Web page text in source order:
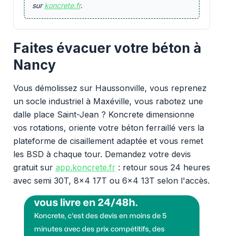
surkoncrete.fr.
Faites évacuer votre béton à
Nancy
Vous démolissez sur Haussonville, vous reprenez
un socle industriel à Maxéville, vous rabotez une
dalle place Saint-Jean ? Koncrete dimensionne
vos rotations, oriente votre béton ferraillé vers la
plateforme de cisaillement adaptée et vous remet
les BSD à chaque tour. Demandez votre devis
gratuit sur app.koncrete.fr: retour sous 24 heures
avec semi 30T, 8x4 17T ou 6x4 13T selon l'accès.
vous livre en 24/48h.
Koncrete, c'est des devis en moins de 5
minutes avec des prix compétitifs, des